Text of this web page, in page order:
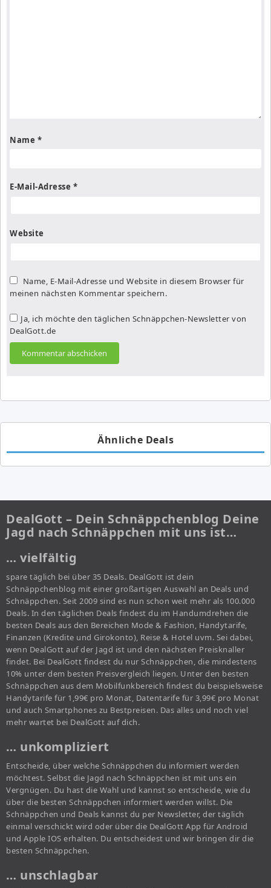
Name *
E-Mail-Adresse *
Website
Name, E-Mail-Adresse und Website in diesem Browser für
meinen nächsten Kommentar speichern.
Ja, ich möchte den täglichen Schnäppchen-Newsletter von
DealGott.de
Ähnliche Deals
DealGott – Dein Schnäppchenblog Deine
Jagd nach Schnäppchen mit uns ist…
… vielfältig
spare täglich bei über 35 Deals. DealGott ist dein
Schnäppchenblog mit einer großartigen Auswahl an Deals und
Schnäppchen. Seit 2009 sind es nun schon weit mehr als 100.000
Deals. In den täglichen Deals findest du im Handumdrehen die
besten Deals aus den Bereichen Mode & Fashion, Handytarife,
Finanzen (Kredite und Girokonto), Reise & Hotel uvm. Sei dabei,
wenn DealGott auf der Jagd ist und den nächsten Preisknaller
findet. Bei DealGott findest du nur Schnäppchen, die mindestens
10% unter dem besten Preisvergleich liegen. Unter den besten
Schnäppchen aus dem Mobilfunkbereich findest du beispielsweise
Handytarife für 1,99€ pro Monat, Datentarife für 3,99€ pro Monat
und auch Smartphones zu Bestpreisen. Das alles und noch viel
mehr wartet bei DealGott auf dich.
… unkompliziert
Entscheide, über welche Schnäppchen du informiert werden
möchtest. Selbst die Jagd nach Schnäppchen ist mit uns ein
Vergnügen. Du hast die Wahl und kannst so entscheide, wie du
über die besten Schnäppchen informiert werden willst. Die
Schnäppchen und Deals kannst du per Newsletter, der täglich
einmal verschickt wird oder über die DealGott App für Android
und Apple IOS erhalten. Du entscheidest und wir bringen dir die
besten Schnäppchen.
… unschlagbar